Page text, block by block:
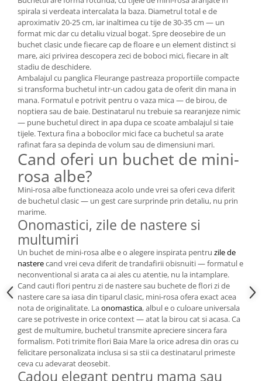
spirala si verdeata intercalata la baza. Diametrul total e de
aproximativ 20-25 cm, iar inaltimea cu tije de 30-35 cm — un
format mic dar cu detaliu vizual bogat. Spre deosebire de un
buchet clasic unde fiecare cap de floare e un element distinct si
mare, aici privirea descopera zeci de boboci mici, fiecare in alt
stadiu de deschidere.
Ambalajul cu panglica Fleurange pastreaza proportiile compacte
si transforma buchetul intr-un cadou gata de oferit din mana in
mana. Formatul e potrivit pentru o vaza mica — de birou, de
noptiera sau de baie. Destinatarul nu trebuie sa rearanjeze nimic
— pune buchetul direct in apa dupa ce scoate ambalajul si taie
tijele. Textura fina a bobocilor mici face ca buchetul sa arate
rafinat fara sa depinda de volum sau de dimensiuni mari.
Cand oferi un buchet de mini-
rosa albe?
Mini-rosa albe functioneaza acolo unde vrei sa oferi ceva diferit
de buchetul clasic — un gest care surprinde prin detaliu, nu prin
marime.
Onomastici, zile de nastere si
multumiri
Un buchet de mini-rosa albe e o alegere inspirata pentru zile de
nasterecand vrei ceva diferit de trandafirii obisnuiti — formatul e
neconventional si arata ca ai ales cu atentie, nu la intamplare.
Cand cauti flori pentru zi de nastere sau buchete de flori zi de
nastere care sa iasa din tiparul clasic, mini-rosa ofera exact acea
nota de originalitate. Laonomastica, albul e o culoare universala
care se potriveste in orice context — atat la birou cat si acasa. Ca
gest de multumire, buchetul transmite apreciere sincera fara
formalism. Poti trimite flori Baia Mare la orice adresa din oras cu
felicitare personalizata inclusa si sa stii ca destinatarul primeste
ceva cu adevarat deosebit.
Cadou elegant pentru mama sau